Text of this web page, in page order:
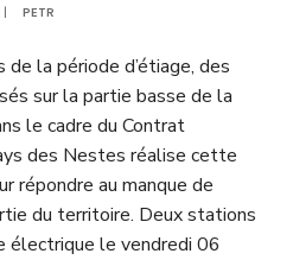
| PETR
de la période d’étiage, des
sur la partie basse de la
le cadre du Contrat
des Nestes réalise cette
répondre au manque de
du territoire. Deux stations
électrique le vendredi 06